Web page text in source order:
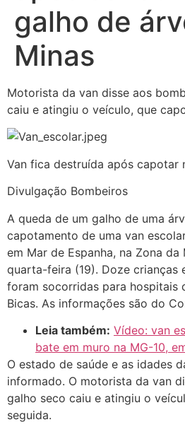
galho de
Minas
Motorista da van disse aos
caiu e atingiu o veículo, que
Van fica destruída após capotar
Divulgação Bombeiros
A queda de um galho de uma
capotamento de uma van
em Mar de Espanha, na Zona da
quarta-feira (19). Doze crianças
foram socorridas para hospitais
Bicas. As informações são do
Leia também: Vídeo: van
bate em muro na MG-10,
O estado de saúde e as idades
informado. O motorista da van
galho seco caiu e atingiu o
seguida.